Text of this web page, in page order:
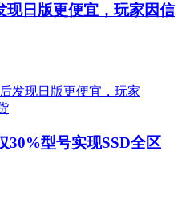
现日版更便宜，玩家因信
30%型号实现SSD全区